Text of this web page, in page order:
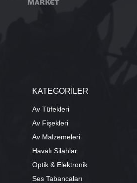
KATEGORİLER
Av Tüfekleri
Av Fişekleri
Av Malzemeleri
Havalı Silahlar
Optik & Elektronik
Ses Tabancaları